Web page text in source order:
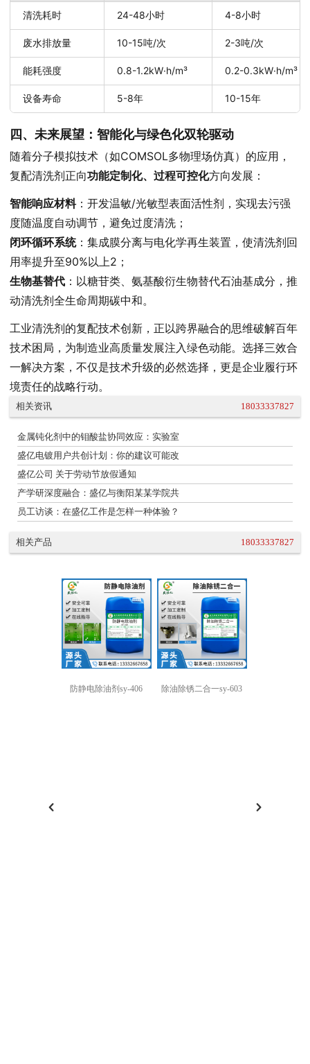
清洗耗时 24-48小时 4-8小时
废水排放量 10-15吨/次 2-3吨/次
能耗强度 0.8-1.2kW·h/m³ 0.2-0.3kW·h/m³
设备寿命 5-8年 10-15年
四、未来展望：智能化与绿色化双轮驱动
随着分子模拟技术（如COMSOL多物理场仿真）的应用，
复配清洗剂正向功能定制化、过程可控化方向发展：
智能响应材料：开发温敏/光敏型表面活性剂，实现去污强
度随温度自动调节，避免过度清洗；
闭环循环系统：集成膜分离与电化学再生装置，使清洗剂回
用率提升至90%以上2；
生物基替代 ：以糖苷类、氨基酸衍生物替代石油基成分，推
动清洗剂全生命周期碳中和。
工业清洗剂的复配技术创新，正以跨界融合的思维破解百年
技术困局，为制造业高质量发展注入绿色动能。选择三效合
一解决方案，不仅是技术升级的必然选择，更是企业履行环
境责任的战略行动。
相关资讯 18033337827
金属钝化剂中的钼酸盐协同效应：实验室
盛亿电镀用户共创计划：你的建议可能改
盛亿公司 关于劳动节放假通知
产学研深度融合：盛亿与衡阳某某学院共
员工访谈：在盛亿工作是怎样一种体验？
相关产品 18033337827
防静电除油剂sy-406 除油除锈二合一sy-603